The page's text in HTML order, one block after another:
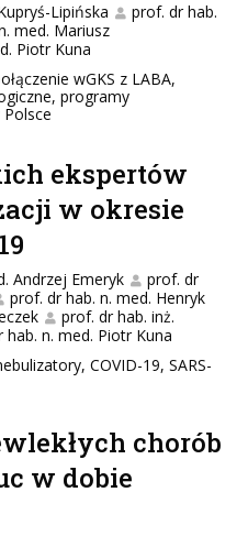
Lipińska
prof. dr hab.
med. Mariusz
Piotr Kuna
wGKS z LABA,
programy
ekspertów
w okresie
Andrzej Emeryk
prof. dr
prof. dr hab. n. med. Henryk
prof. dr hab. inż.
hab. n. med. Piotr Kuna
COVID-19, SARS-
chorób
w dobie